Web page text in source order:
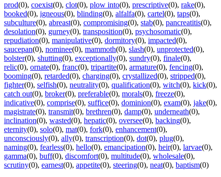
prod(0), coexist(0), clot(0), plow into(0), prescriptive(0), rake(0),
booked(0), igneous(0), blinding(0), alfalfa(0), cartel(0), taps(0),
subculture(0), abreast(0), compromising(0), stab(0), pancreatitis(0),
desolation(0), gurney(0), transposition(0), psychosomatic(0),
repudiation(0), manipulative(0), dormitory(0), impacted(0),
saucepan(0), nominee(0), mammoth(0), slash(0), unprotected(0),
bolster(0), shutting(0), exceptionally(0), sundry(0), finale(0),
relic(0), ornate(0), franc(0), tripartite(0), armature(0), fencing(0),
booming(0), retarded(0), charging(0), crystallized(0), stripped(0),
fighter(0), selfish(0), neutrality(0), qualification(0), witch(0), kick(0),
catch out(0), broker(0), preferable(0), morals(0), freeze(0),
indicative(0), comprise(0), suffice(0), dominion(0), exam(0), jake(0),
magistrate(0), transmit(0), brethren(0), damp(0), underneath(0),
inclination(0), wasted(0), hepatic(0), oversee(0), backing(0),
eternity(0), solo(0), mat(0), fork(0), enhancement(0),
unconsciously(0), ally(0), transcription(0), dot(0), plug(0),
naming(0), fearless(0), hello(0), emancipation(0), heir(0), larvae(0),
gamma(0), buff(0), discomfort(0), multitude(0), wholesale(0),
scrutiny(0), earnest(0), appetite(0), steering(0), neat(0), baptism(0)